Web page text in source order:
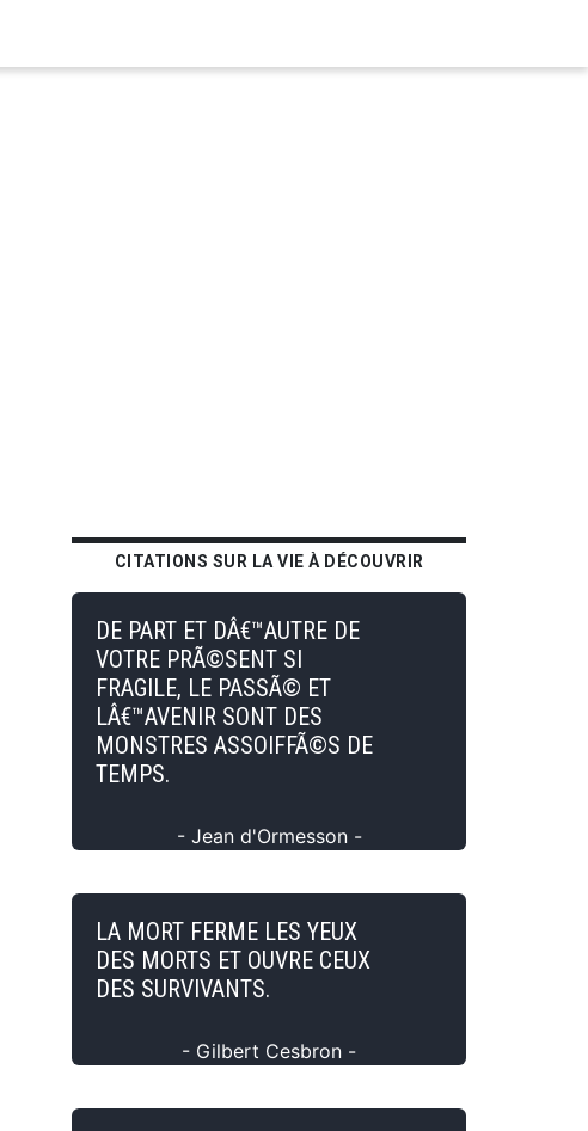
CITATIONS SUR LA VIE À DÉCOUVRIR
DE PART ET DÂ€™AUTRE DE
VOTRE PRÃ©SENT SI
FRAGILE, LE PASSÃ© ET
LÂ€™AVENIR SONT DES
MONSTRES ASSOIFFÃ©S DE
TEMPS.
- Jean d'Ormesson -
LA MORT FERME LES YEUX
DES MORTS ET OUVRE CEUX
DES SURVIVANTS.
- Gilbert Cesbron -